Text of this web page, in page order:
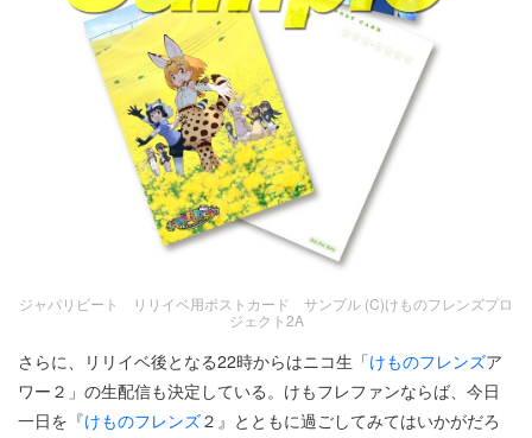
ジャパリビート リリイベ用ポストカード サンプル (C)けものフレンズプロ
ジェクト2A
さらに、リリイベ後となる22時からはニコ生「けものフレンズア
ワー２」の生配信も決定している。けもフレファンならば、今日
一日を『けものフレンズ２』とともに過ごしてみてはいかがだろ